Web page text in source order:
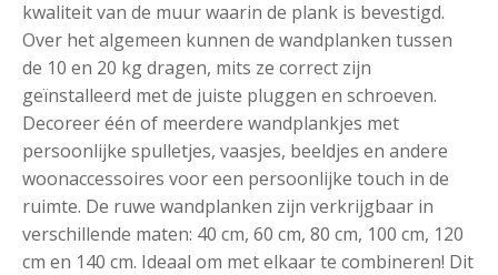
kwaliteit van de muur waarin de plank is bevestigd.
Over het algemeen kunnen de wandplanken tussen
de 10 en 20 kg dragen, mits ze correct zijn
geïnstalleerd met de juiste pluggen en schroeven.
Decoreer één of meerdere wandplankjes met
persoonlijke spulletjes, vaasjes, beeldjes en andere
woonaccessoires voor een persoonlijke touch in de
ruimte. De ruwe wandplanken zijn verkrijgbaar in
verschillende maten: 40 cm, 60 cm, 80 cm, 100 cm, 120
cm en 140 cm. Ideaal om met elkaar te combineren! Dit